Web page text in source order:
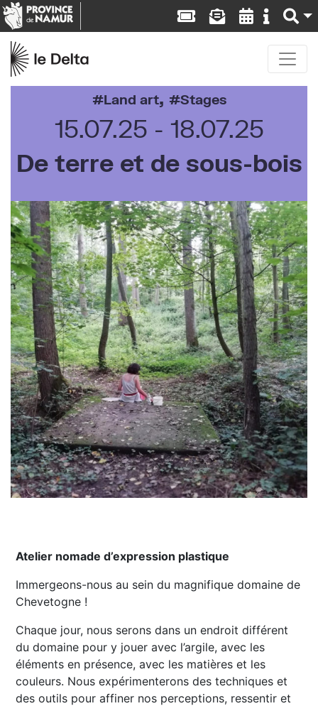
Land art, Stages
15.07.25
18.07.25
De terre et de sous-bois
Atelier nomade d’expression plastique
Immergeons-nous au sein du magnifique domaine de
Chevetogne !
Chaque jour, nous serons dans un endroit différent
du domaine pour y jouer avec l’argile, avec les
éléments en présence, avec les matières et les
couleurs. Nous expérimenterons des techniques et
des outils pour affiner nos perceptions, ressentir et